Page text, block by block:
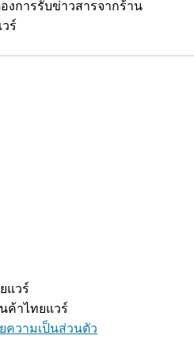
งการรับข่าวสารจากร้าน
ร์
แวร์
ค้าไทยแวร์
ความเป็นส่วนตัว